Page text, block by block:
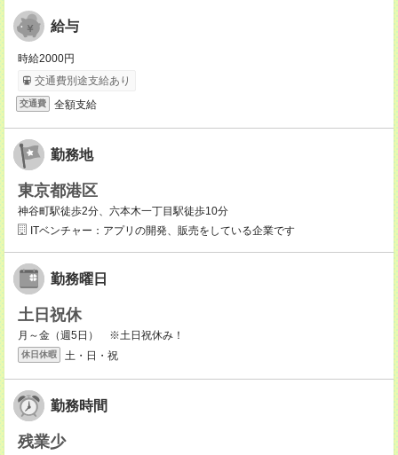
給与
時給2000円
交通費別途支給あり
交通費 全額支給
勤務地
東京都港区
神谷町駅徒歩2分、六本木一丁目駅徒歩10分
ITベンチャー：アプリの開発、販売をしている企業です
勤務曜日
土日祝休
月～金（週5日） ※土日祝休み！
休日休暇 土・日・祝
勤務時間
残業少